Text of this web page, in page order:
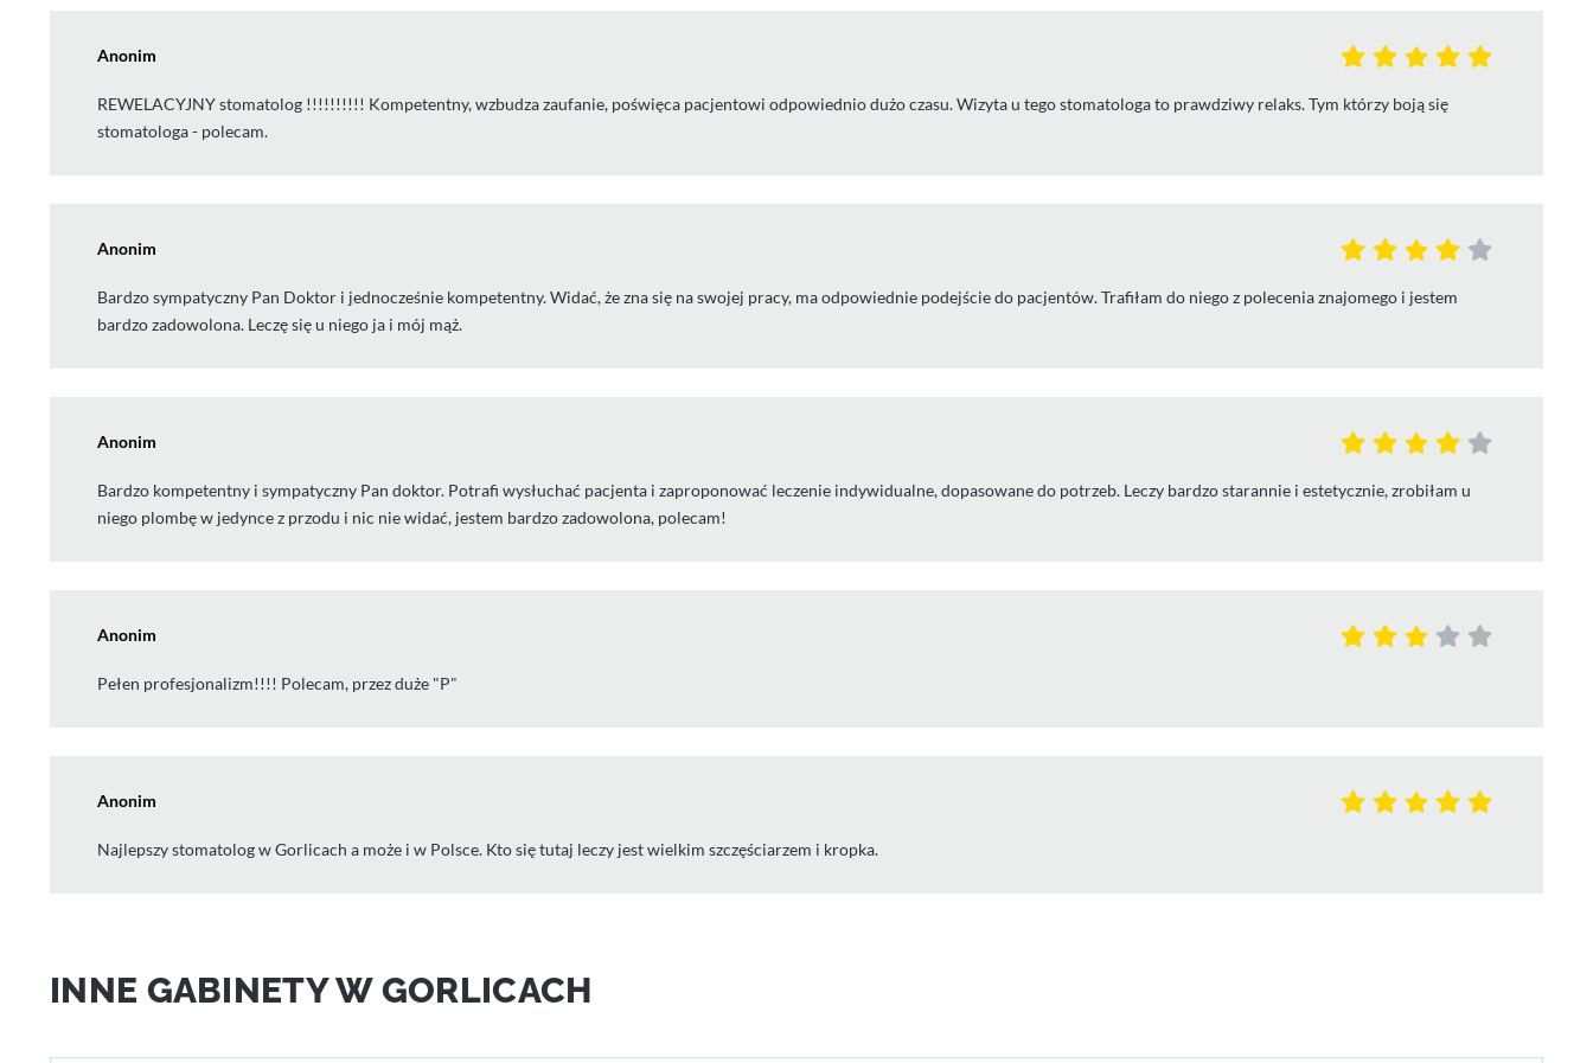
Anonim
REWELACYJNY stomatolog !!!!!!!!!! Kompetentny, wzbudza zaufanie, poświęca pacjentowi odpowiednio dużo czasu. Wizyta u tego stomatologa to prawdziwy relaks. Tym którzy boją się
stomatologa - polecam.
Anonim
Bardzo sympatyczny Pan Doktor i jednocześnie kompetentny. Widać, że zna się na swojej pracy, ma odpowiednie podejście do pacjentów. Trafiłam do niego z polecenia znajomego i jestem
bardzo zadowolona. Leczę się u niego ja i mój mąż.
Anonim
Bardzo kompetentny i sympatyczny Pan doktor. Potrafi wysłuchać pacjenta i zaproponować leczenie indywidualne, dopasowane do potrzeb. Leczy bardzo starannie i estetycznie, zrobiłam u
niego plombę w jedynce z przodu i nic nie widać, jestem bardzo zadowolona, polecam!
Anonim
Pełen profesjonalizm!!!! Polecam, przez duże "P"
Anonim
Najlepszy stomatolog w Gorlicach a może i w Polsce. Kto się tutaj leczy jest wielkim szczęściarzem i kropka.
INNE GABINETY W GORLICACH